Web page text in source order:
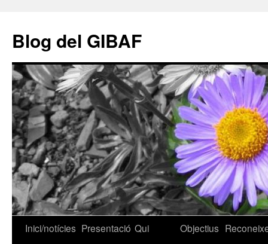
contingut
Blog del GIBAF
Inici/notícies Presentació Qui
Objectius